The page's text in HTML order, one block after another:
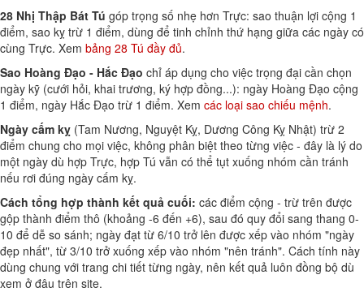
28 Nhị Thập Bát Tú góp trọng số nhẹ hơn Trực: sao thuận lợi cộng 1
điểm, sao kỵ trừ 1 điểm, dùng để tinh chỉnh thứ hạng giữa các ngày có
cùng Trực. Xem bảng 28 Tú đầy đủ.
Sao Hoàng Đạo - Hắc Đạo chỉ áp dụng cho việc trọng đại cần chọn
ngày kỹ (cưới hỏi, khai trương, ký hợp đồng...): ngày Hoàng Đạo cộng
1 điểm, ngày Hắc Đạo trừ 1 điểm. Xem các loại sao chiếu mệnh.
Ngày cấm kỵ (Tam Nương, Nguyệt Kỵ, Dương Công Kỵ Nhật) trừ 2
điểm chung cho mọi việc, không phân biệt theo từng việc - đây là lý do
một ngày dù hợp Trực, hợp Tú vẫn có thể tụt xuống nhóm cần tránh
nếu rơi đúng ngày cấm kỵ.
Cách tổng hợp thành kết quả cuối: các điểm cộng - trừ trên được
gộp thành điểm thô (khoảng -6 đến +6), sau đó quy đổi sang thang 0-
10 để dễ so sánh; ngày đạt từ 6/10 trở lên được xếp vào nhóm "ngày
đẹp nhất", từ 3/10 trở xuống xếp vào nhóm "nên tránh". Cách tính này
dùng chung với trang chi tiết từng ngày, nên kết quả luôn đồng bộ dù
xem ở đâu trên site.